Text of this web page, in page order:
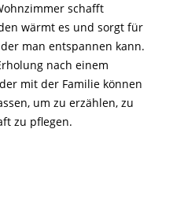
schafft
wärmt es und sorgt für
man entspannen kann.
nach einem
mit der Familie können
um zu erzählen, zu
zu pflegen.